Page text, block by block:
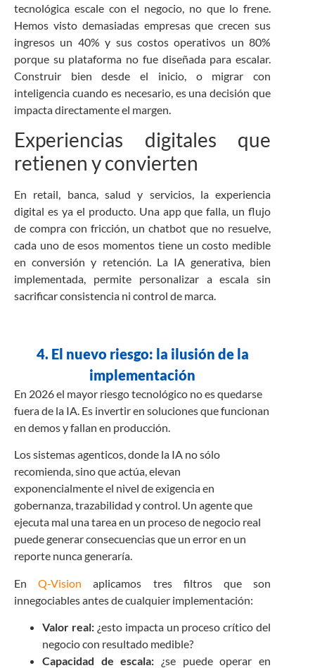
tecnológica escale con el negocio, no que lo frene.
Hemos visto demasiadas empresas que crecen sus
ingresos un 40% y sus costos operativos un 80%
porque su plataforma no fue diseñada para escalar.
Construir bien desde el inicio, o migrar con
inteligencia cuando es necesario, es una decisión que
impacta directamente el margen.
Experiencias digitales que
retienen y convierten
En retail, banca, salud y servicios, la experiencia
digital es ya el producto. Una app que falla, un flujo
de compra con fricción, un chatbot que no resuelve,
cada uno de esos momentos tiene un costo medible
en conversión y retención. La IA generativa, bien
implementada, permite personalizar a escala sin
sacrificar consistencia ni control de marca.
4. El nuevo riesgo: la ilusión de la
implementación
En 2026 el mayor riesgo tecnológico no es quedarse
fuera de la IA. Es invertir en soluciones que funcionan
en demos y fallan en producción.
Los sistemas agenticos, donde la IA no sólo
recomienda, sino que actúa, elevan
exponencialmente el nivel de exigencia en
gobernanza, trazabilidad y control. Un agente que
ejecuta mal una tarea en un proceso de negocio real
puede generar consecuencias que un error en un
reporte nunca generaría.
EnQ-Vision aplicamos tres filtros que son
innegociables antes de cualquier implementación:
Valor real: ¿esto impacta un proceso crítico del
negocio con resultado medible?
Capacidad de escala: ¿se puede operar en